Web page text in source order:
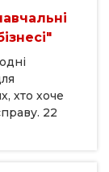
хто хоче
22